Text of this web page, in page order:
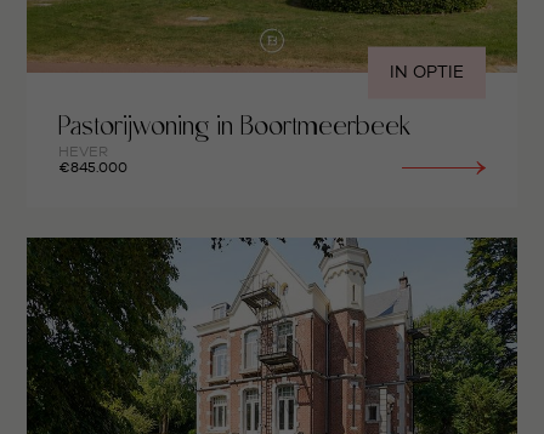
IN OPTIE
Pastorijwoning in Boortmeerbeek
HEVER
€845.000